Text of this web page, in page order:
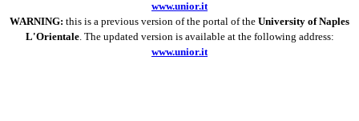
www.unior.it
WARNING: this is a previous version of the portal of the University of Naples
L'Orientale. The updated version is available at the following address:
www.unior.it